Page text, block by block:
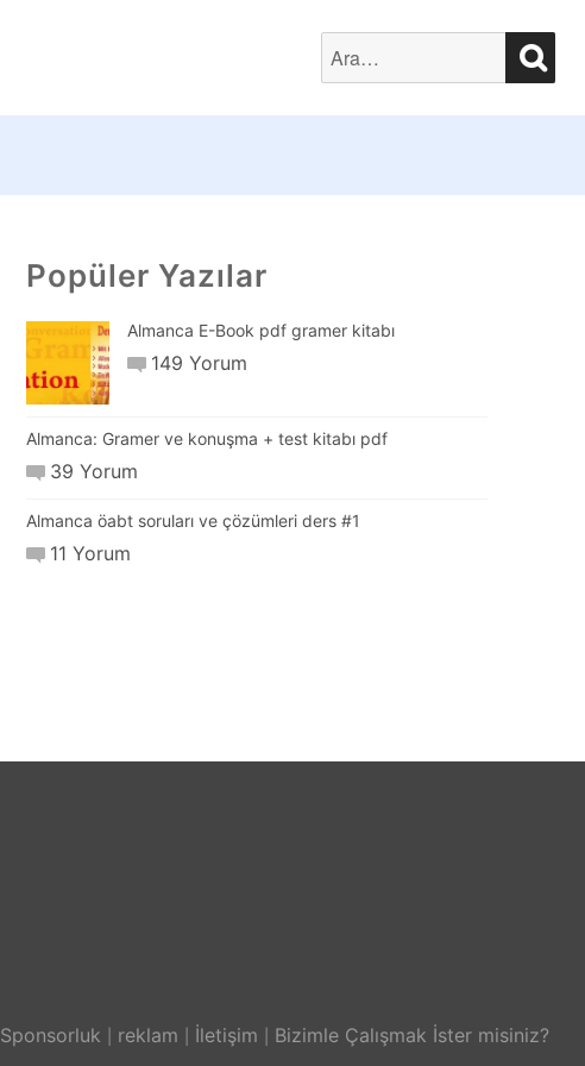
for:
Popüler Yazılar
Almanca E-Book pdf gramer kitabı
149 Yorum
Almanca: Gramer ve konuşma + test kitabı pdf
39 Yorum
Almanca öabt soruları ve çözümleri ders #1
11 Yorum
Sponsorluk reklam İletişim Bizimle Çalışmak İster misiniz?